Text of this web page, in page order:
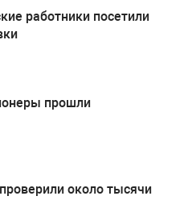
работники посетили
прошли
около тысячи